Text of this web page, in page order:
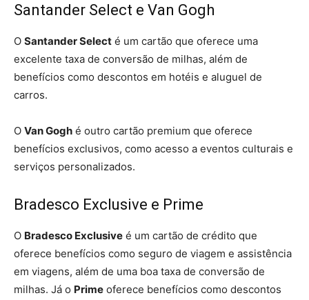
Santander Select e Van Gogh
O Santander Select é um cartão que oferece uma
excelente taxa de conversão de milhas, além de
benefícios como descontos em hotéis e aluguel de
carros.
O Van Gogh é outro cartão premium que oferece
benefícios exclusivos, como acesso a eventos culturais e
serviços personalizados.
Bradesco Exclusive e Prime
O Bradesco Exclusive é um cartão de crédito que
oferece benefícios como seguro de viagem e assistência
em viagens, além de uma boa taxa de conversão de
milhas. Já o Prime oferece benefícios como descontos